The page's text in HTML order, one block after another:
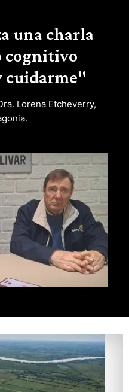
una charla
cognitivo
cuidarme"
Lorena Etcheverry,